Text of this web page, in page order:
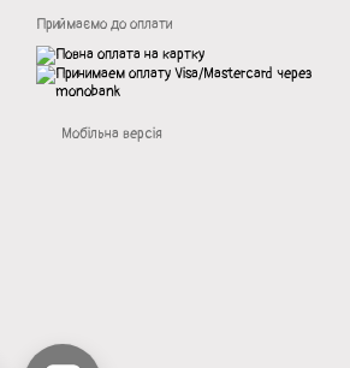
Приймаємо до оплати
Мобільна версія